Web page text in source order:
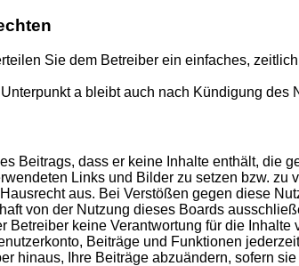
Sie dem Betreiber ein einfaches,
a bleibt auch nach Kündigung des
Beitrags, dass er keine Inhalte enthält, die
Links und Bilder zu setzen bzw. zu
aus. Bei Verstößen gegen diese
von der Nutzung dieses Boards
Betreiber keine Verantwortung für die
Beiträge und Funktionen
hinaus, Ihre Beiträge abzuändern, sofern